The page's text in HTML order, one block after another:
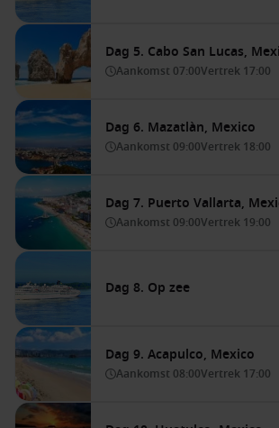
Dag 5. Cabo San Lucas,
Aankomst 07:00Vertrek 17:00
Dag 6. Mazatlàn, Mexico
Aankomst 09:00Vertrek 18:00
Dag 7. Puerto Vallarta,
Aankomst 09:00Vertrek 19:00
Dag 8. Op zee
Dag 9. Acapulco, Mexico
Aankomst 08:00Vertrek 17:00